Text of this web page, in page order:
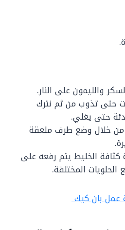
والليمون على النار.
حتى تذوب من ثم نترك
حتى يغلي.
من خلال وضع طرف ملعقة
كثافة الخليط يتم رفعه على
الحلويات المختلفة.
عمل بان كيك